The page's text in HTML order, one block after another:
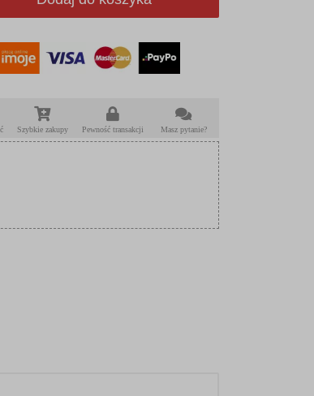
Szybkie zakupy Pewność transakcji Masz pytanie?